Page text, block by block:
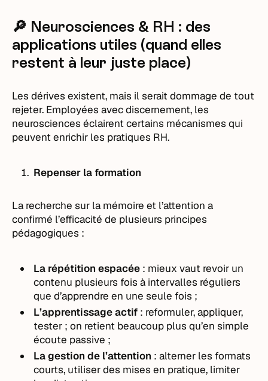
🔎 Neurosciences & RH : des
applications utiles (quand elles
restent à leur juste place)
Les dérives existent, mais il serait dommage de tout
rejeter. Employées avec discernement, les
neurosciences éclairent certains mécanismes qui
peuvent enrichir les pratiques RH.
Repenser la formation
La recherche sur la mémoire et l’attention a
confirmé l’efficacité de plusieurs principes
pédagogiques :
La répétition espacée : mieux vaut revoir un
contenu plusieurs fois à intervalles réguliers
que d’apprendre en une seule fois ;
L’apprentissage actif : reformuler, appliquer,
tester ; on retient beaucoup plus qu’en simple
écoute passive ;
La gestion de l’attention : alterner les formats
courts, utiliser des mises en pratique, limiter